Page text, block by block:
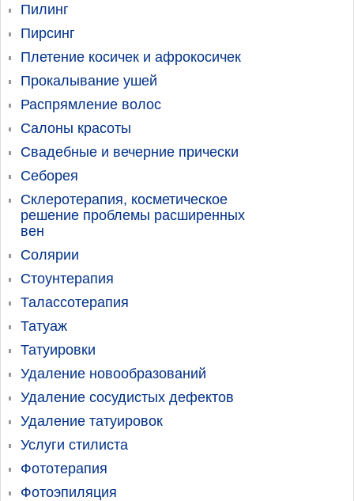
Пилинг
Пирсинг
Плетение косичек и афрокосичек
Прокалывание ушей
Распрямление волос
Салоны красоты
Свадебные и вечерние прически
Себорея
Склеротерапия, косметическое
решение проблемы расширенных
вен
Солярии
Стоунтерапия
Талассотерапия
Татуаж
Татуировки
Удаление новообразований
Удаление сосудистых дефектов
Удаление татуировок
Услуги стилиста
Фототерапия
Фотоэпиляция